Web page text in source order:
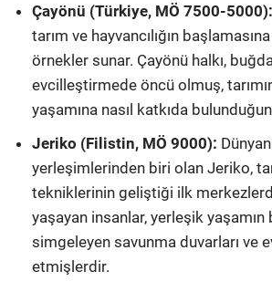
Çayönü (Türkiye, MÖ 7500-5000):
tarım ve hayvancılığın
örnekler sunar. Çayönü halkı,
evcilleştirmede öncü olmuş,
yaşamına nasıl katkıda
Jeriko (Filistin, MÖ 9000):
yerleşimlerinden biri olan Jeriko,
tekniklerinin geliştiği ilk
yaşayan insanlar, yerleşik yaşamın
simgeleyen savunma duvarları ve
etmişlerdir.